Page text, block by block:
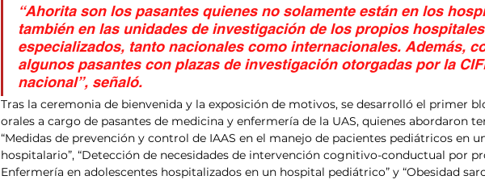
“Ahorita son los pasantes quienes no solamente están en los
también en las unidades de investigación de los propios
especializados, tanto nacionales como internacionales. Además,
algunos pasantes con plazas de investigación otorgadas por la
nacional”, señaló.
Tras la ceremonia de bienvenida y la exposición de motivos, se desarrolló el primer
orales a cargo de pasantes de medicina y enfermería de la UAS, quienes abordaron
“Medidas de prevención y control de IAAS en el manejo de pacientes pediátricos en
hospitalario”, “Detección de necesidades de intervención cognitivo-conductual por
Enfermería en adolescentes hospitalizados en un hospital pediátrico” y “Obesidad